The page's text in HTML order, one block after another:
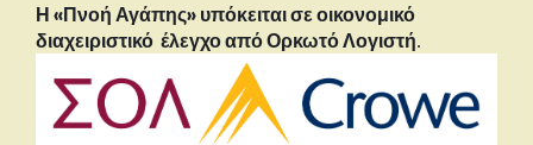
Η «Πνοή Αγάπης» υπόκειται σε οικονομικό
διαχειριστικό έλεγχο από Ορκωτό Λογιστή.